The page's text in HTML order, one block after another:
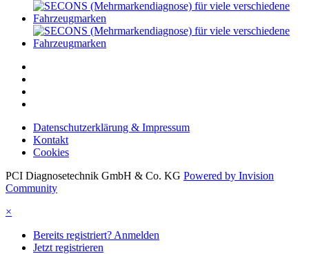
Datenschutzerklärung & Impressum
Kontakt
Cookies
PCI Diagnosetechnik GmbH & Co. KG Powered by Invision
Community
×
Bereits registriert? Anmelden
Jetzt registrieren